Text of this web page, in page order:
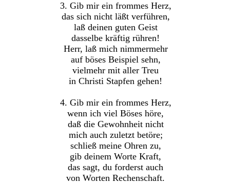
3. Gib mir ein frommes Herz,
das sich nicht läßt verführen,
laß deinen guten Geist
dasselbe kräftig rühren!
Herr, laß mich nimmermehr
auf böses Beispiel sehn,
vielmehr mit aller Treu
in Christi Stapfen gehen!
4. Gib mir ein frommes Herz,
wenn ich viel Böses höre,
daß die Gewohnheit nicht
mich auch zuletzt betöre;
schließ meine Ohren zu,
gib deinem Worte Kraft,
das sagt, du forderst auch
von Worten Rechenschaft.